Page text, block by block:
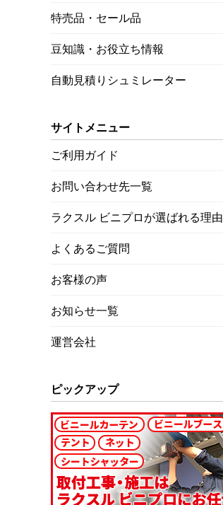
特売品・セール品
豆知識・お役立ち情報
自動見積りシュミレーター
サイトメニュー
ご利用ガイド
お問い合わせ先一覧
ラクスル ビニプロが選ばれる理由
よくあるご質問
お客様の声
お知らせ一覧
運営会社
ピックアップ